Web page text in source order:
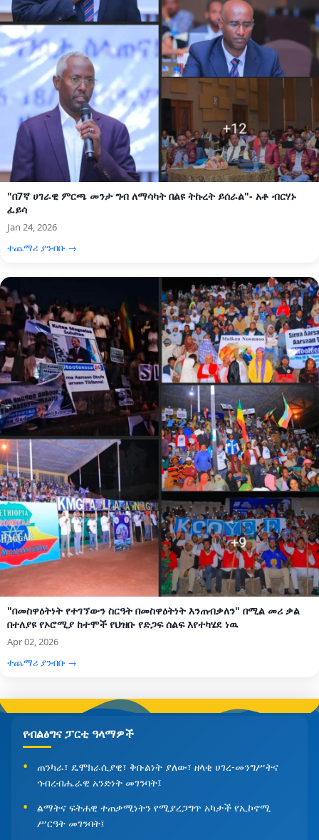
"በ7ኛ ሀገራዊ ምርጫ መንታ ግብ ለማሳካት በልዩ ትኩረት ይሰራል"- አቶ ብርሃኑ
ፈይሳ
Jan 24, 2026
ተጨማሪ ያንብቡ →
"በመስዋዕትነት የተገኘውን ስርዓት በመስዋዕትነት እንጠብቃለን" በሚል መሪ ቃል
በተለያዩ የኦሮሚያ ከተሞች የህዝቡ የድጋፍ ሰልፍ እየተካሄደ ነዉ
Apr 02, 2026
ተጨማሪ ያንብቡ →
የብልፅግና ፓርቲ ዓላማዎች
ጠንካራ፣ ዴሞክራሲያዊ፣ ቅቡልነት ያለው፣ ዘላቂ ሀገረ-መንግሥትና
ኅብረብሔራዊ አንድነት መገንባት፤
ልማትና ፍትሐዊ ተጠቃሚነትን የሚያረጋግጥ አካታች የኢኮኖሚ
ሥርዓት መገንባት፤